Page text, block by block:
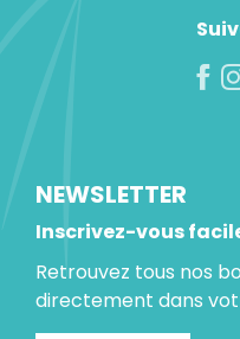
NEWSLETTER
Inscrivez-vous
Retrouvez tous nos
directement dans